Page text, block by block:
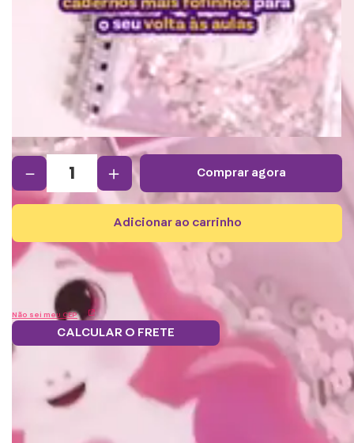
＋
－ comprar agora
adicionar ao carrinho
Não sei meu CEP
CALCULAR O FRETE
Troque